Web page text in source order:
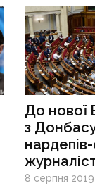
До нової
з
нардепів-
8 серпня 2019